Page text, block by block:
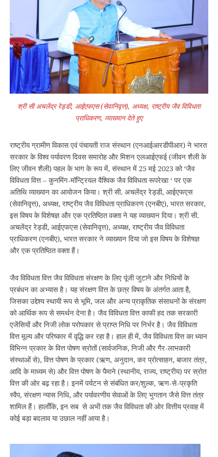
श्री सी अचलेंद्र रेड्डी, आईएफएस (सेवानिवृत्त), अध्यक्ष, राष्ट्रीय जैव विविधता
प्राधिकरण, व्याख्यान देते हुए
राष्ट्रीय ग्रामीण विकास एवं पंचायती राज संस्थान (एनआईआरडीपीआर) ने भारत
सरकार के विश्व पर्यावरण दिवस समारोह और मिशन एलआईएफई (जीवन शैली के
लिए जीवन शैली) पहल के भाग के रूप में, संस्थान में 25 मई 2023 को ‘जैव
विविधता वित्त – कुनमिंग-मॉन्ट्रियल वैश्विक जैव विविधता रूपरेखा ‘ पर एक
अतिथि व्याख्यान का आयोजन किया। श्री सी. अचलेंद्र रेड्डी, आईएफएस
(सेवानिवृत्त), अध्यक्ष, राष्ट्रीय जैव विविधता प्राधिकरण (एनबीए), भारत सरकार,
इस विषय के विशेषज्ञ और एक प्रतिष्ठित वक्ता ने यह व्याख्यान दिया। श्री सी.
अचलेंद्र रेड्डी, आईएफएस (सेवानिवृत्त), अध्यक्ष, राष्ट्रीय जैव विविधता
प्राधिकरण (एनबीए), भारत सरकार ने व्याख्यान दिया जो इस विषय के विशेषज्ञ
और एक प्रतिष्ठित वक्ता हैं।
जैव विविधता वित्त जैव विविधता संरक्षण के लिए पूंजी जुटाने और निधियों के
प्रबंधन का अभ्यास है। यह संरक्षण वित्त के छत्र विषय के अंतर्गत आता है,
जिसका उद्देश्य स्थायी रूप से भूमि, जल और अन्य प्राकृतिक संसाधनों के संरक्षण
को आर्थिक रूप से समर्थन देना है। जैव विविधता वित्त काफी हद तक सरकारी
एजेंसियों और निजी लोक परोपकार से प्राप्त निधि पर निर्भर है। जैव विविधता
वित्त मूल्य और परिष्कार में वृद्धि कर रहा है। हाल ही में, जैव विविधता वित्त का ध्यान
विभिन्न प्रकार के वित्त पोषण स्रोतों (सार्वजनिक, निजी और गैर-लाभकारी
संस्थाओं से), वित्त पोषण के प्रकार (ऋण, अनुदान, कर प्रोत्साहन, बाजार तंत्र,
आदि के माध्यम से) और वित्त पोषण के पैमाने (स्थानीय, राज्य, राष्ट्रीय) पर स्रोत
वित्त की ओर बढ़ रहा है। इनमें पर्यटन से संबंधित कर/शुल्क, ऋण-से-प्रकृति
स्वैप, संरक्षण न्यास निधि, और पर्यावरणीय सेवाओं के लिए भुगतान जैसे वित्त तंत्र
शामिल हैं। हालाँकि, इन सब से अभी तक जैव विविधता की ओर वित्तीय प्रवाह में
कोई बड़ा बदलाव या उछाल नहीं आया है।